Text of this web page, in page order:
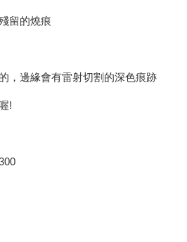
留的燒痕
，邊緣會有雷射切割的深色痕跡
!